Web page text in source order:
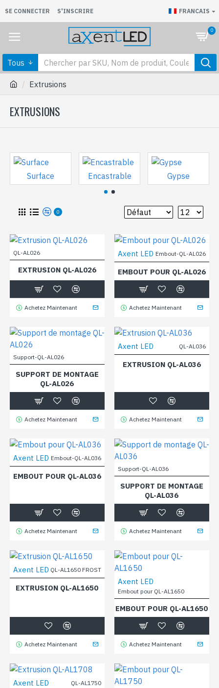
SE CONNECTER S'INSCRIRE FRANCAIS
0
Tous
Extrusions
EXTRUSIONS
Surface Encastrable Gypse
0
QL-AL026
EXTRUSION QL-AL026
Achetez Maintenant
Axent LED Embout-QL-AL026
EMBOUT POUR QL-AL026
Achetez Maintenant
Support-QL-AL026
SUPPORT DE MONTAGE
QL-AL026
Achetez Maintenant
Axent LED QL-AL036
EXTRUSION QL-AL036
Achetez Maintenant
Axent LED Embout-QL-AL036
EMBOUT POUR QL-AL036
Achetez Maintenant
Support-QL-AL036
SUPPORT DE MONTAGE
QL-AL036
Achetez Maintenant
Axent LED QL-AL1650 FROST
EXTRUSION QL-AL1650
Achetez Maintenant
Axent LED
Embout pour QL-AL1650
EMBOUT POUR QL-AL1650
Achetez Maintenant
Axent LED QL-AL1750